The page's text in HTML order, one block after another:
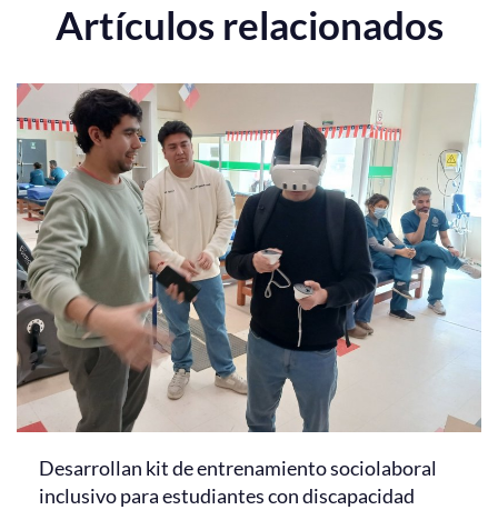
Artículos relacionados
Desarrollan kit de entrenamiento sociolaboral
inclusivo para estudiantes con discapacidad